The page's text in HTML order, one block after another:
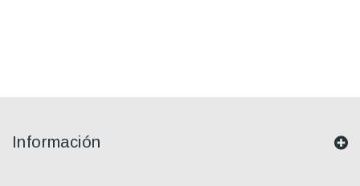
Información